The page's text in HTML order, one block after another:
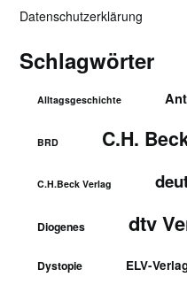
Datenschutzerklärung
Schlagwörter
Alltagsgeschichte
BRD C.H.
C.H.Beck Verlag
Diogenes dtv
Dystopie ELV-